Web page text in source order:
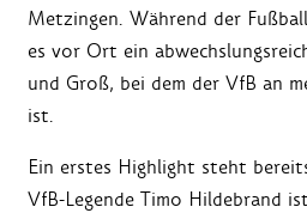
Metzingen. Während der
es vor Ort ein
und Groß, bei dem der VfB an
ist.
Ein erstes Highlight steht
VfB-Legende Timo Hildebrand